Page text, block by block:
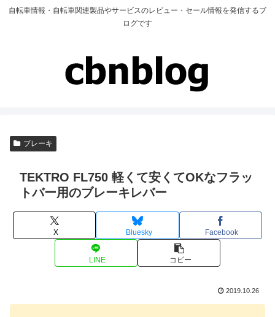
自転車情報・自転車関連製品やサービスのレビュー・セール情報を発信するブ
ログです
ブレーキ
TEKTRO FL750 軽くて安くてOKなフラッ
トバー用のブレーキレバー
X Bluesky Facebook
LINE コピー
2019.10.26